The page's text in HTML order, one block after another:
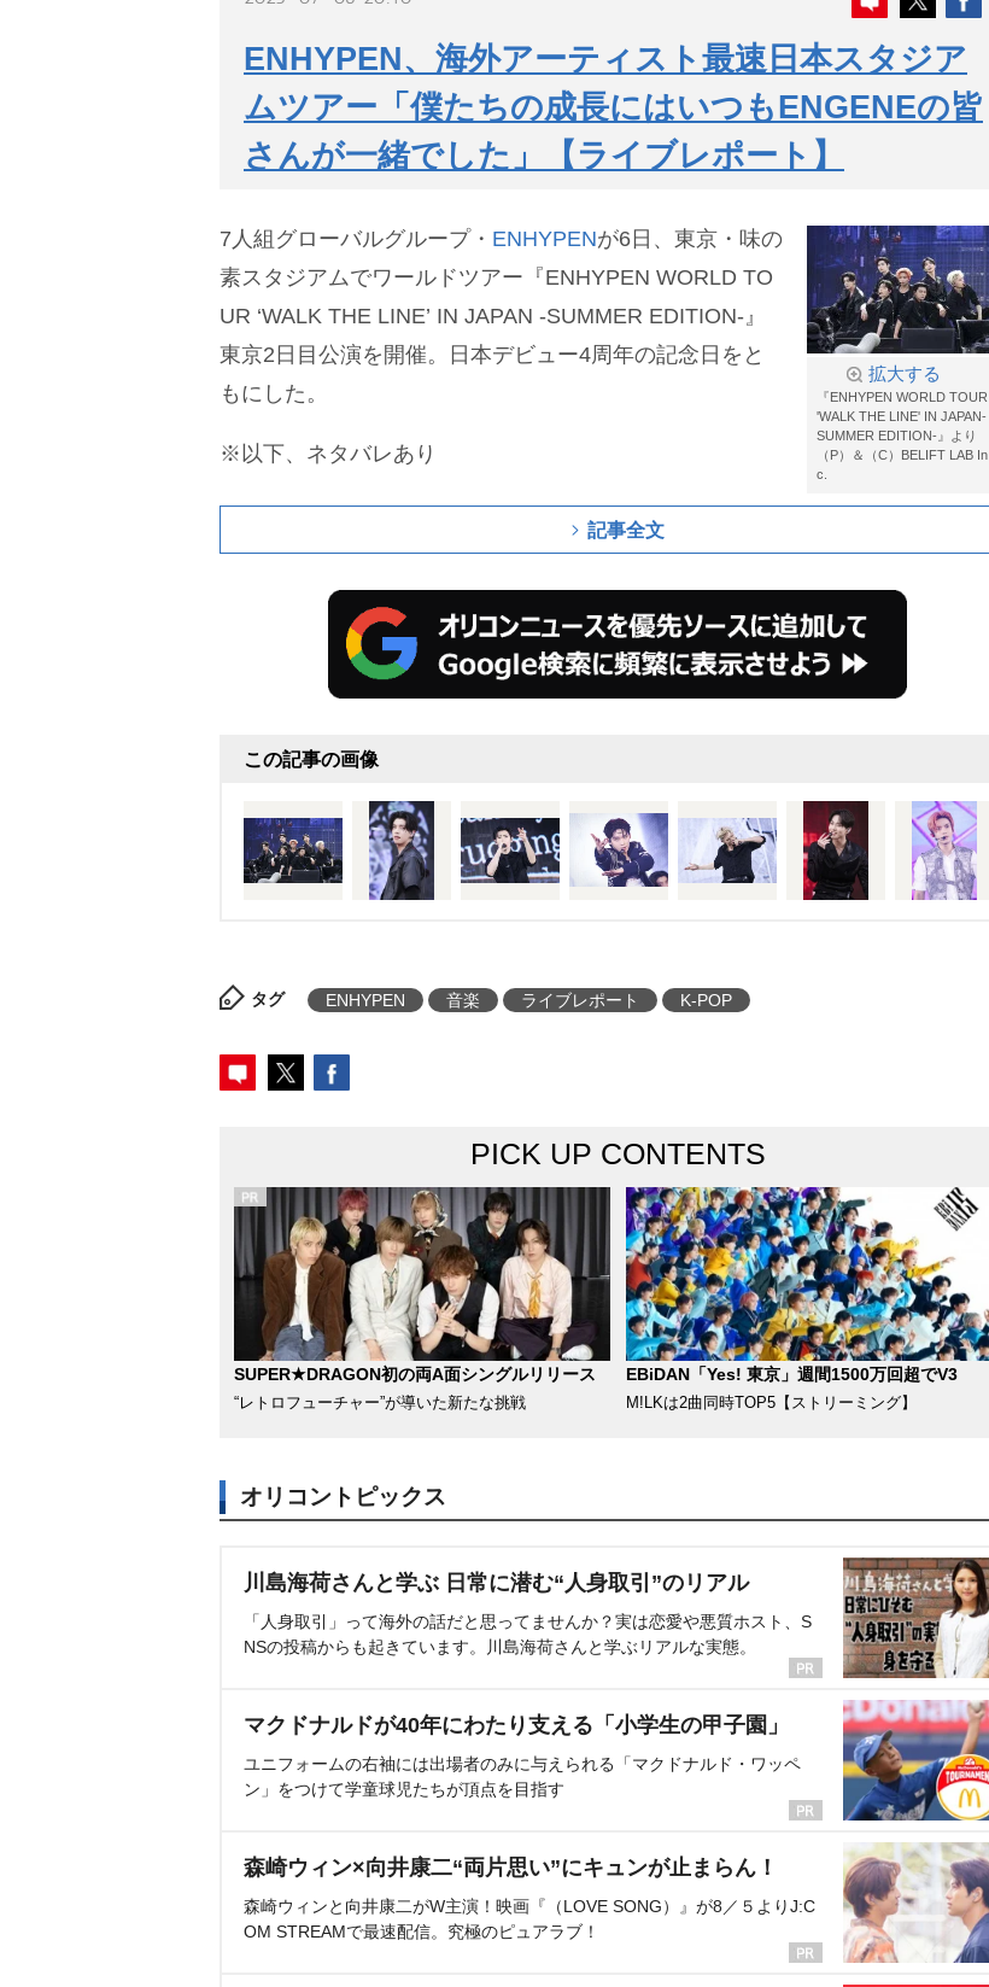
ENHYPEN、海外アーティスト最速日本スタジア
ムツアー「僕たちの成長にはいつもENGENEの皆
さんが一緒でした」【ライブレポート】
拡大する
『ENHYPEN WORLD TOUR
'WALK THE LINE' IN JAPAN‐
SUMMER EDITION‐』より
（P）＆（C）BELIFT LAB In
c.
7人組グローバルグループ・ ENHYPENが6日、東京・味の
素スタジアムでワールドツアー『ENHYPEN WORLD TO
UR ‘WALK THE LINE’ IN JAPAN -SUMMER EDITION-』
東京2日目公演を開催。日本デビュー4周年の記念日をと
もにした。
※以下、ネタバレあり
記事全文
この記事の画像
タグ ENHYPEN 音楽 ライブレポート K-POP
PICK UP CONTENTS
SUPER★DRAGON初の両A面シングルリリース
“レトロフューチャー”が導いた新たな挑戦
EBiDAN「Yes! 東京」週間1500万回超でV3
M!LKは2曲同時TOP5【ストリーミング】
オリコントピックス
川島海荷さんと学ぶ 日常に潜む“人身取引”のリアル
「人身取引」って海外の話だと思ってませんか？実は恋愛や悪質ホスト、S
NSの投稿からも起きています。川島海荷さんと学ぶリアルな実態。
マクドナルドが40年にわたり支える「小学生の甲子園」
ユニフォームの右袖には出場者のみに与えられる「マクドナルド・ワッペ
ン」をつけて学童球児たちが頂点を目指す
森崎ウィン×向井康二“両片思い”にキュンが止まらん！
森崎ウィンと向井康二がW主演！映画『（LOVE SONG）』が8／５よりJ:C
OM STREAMで最速配信。究極のピュアラブ！